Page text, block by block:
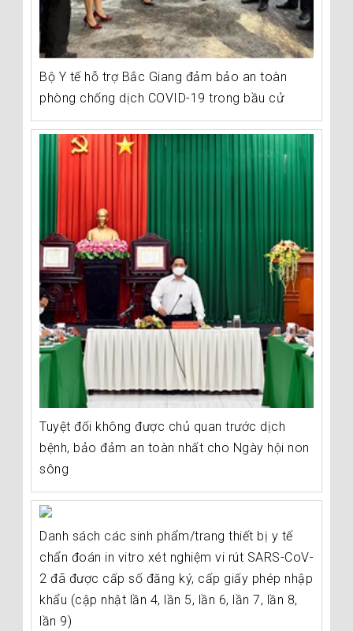
Bộ Y tế hỗ trợ Bắc Giang đảm bảo an toàn
phòng chống dịch COVID-19 trong bầu cử
Tuyệt đối không được chủ quan trước dịch
bệnh, bảo đảm an toàn nhất cho Ngày hội non
sông
Danh sách các sinh phẩm/trang thiết bị y tế
chẩn đoán in vitro xét nghiệm vi rút SARS-CoV-
2 đã được cấp số đăng ký, cấp giấy phép nhập
khẩu (cập nhật lần 4, lần 5, lần 6, lần 7, lần 8,
lần 9)